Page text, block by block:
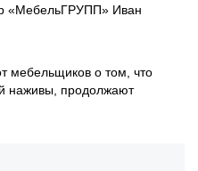
«МебельГРУПП» Иван
мебельщиков о том, что
наживы, продолжают